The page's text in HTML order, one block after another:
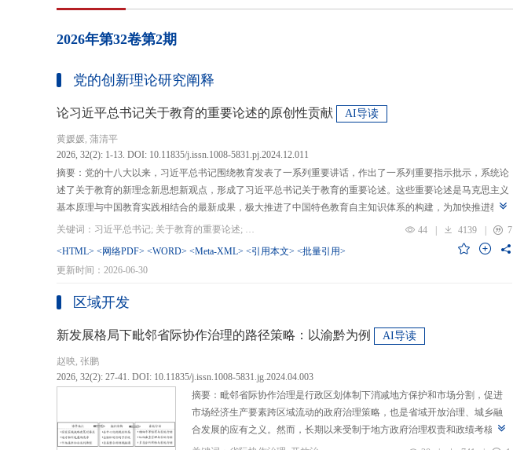
2026年第32卷第2期
党的创新理论研究阐释
论习近平总书记关于教育的重要论述的原创性贡献 AI导读
黄媛媛, 蒲清平
2026, 32(2): 1-13. DOI: 10.11835/j.issn.1008-5831.pj.2024.12.011
摘要：党的十八大以来，习近平总书记围绕教育发表了一系列重要讲话，作出了一系列重要指示批示，系统论
述了关于教育的新理念新思想新观点，形成了习近平总书记关于教育的重要论述。这些重要论述是马克思主义
基本原理与中国教育实践相结合的最新成果，极大推进了中国特色教育自主知识体系的构建，为加快推进教育
现代化、建设教育强国提供了强大思想武器和行动指南，作出了重大原创性贡献。这些原创性贡献主要体现
在：第一，从价值论角度明确了教育在党和国家事业发展全局中的战略定位，从政治价值、经济价值、文化价
值、社会价值、创新价值等五个方面创新性回答了新时代“为什么办教育”的战略问题；第二，从认识论角度赋
予了新时代教育发展的多重内涵，深刻揭示其根本性质、根本保证、根本任务、时代使命、最终目的，创新性
回答了新时代“办什么样的教育”的根本问题；第三，从方法论角度立足基本国情遵循教育规律，提出了深化教
育改革创新的总体思路和战略部署，涵盖教育地位的确立、教育道路的选择、教育动力的激发、教育路径的规
划以及教育主体的培育，创新性回答了新时代“怎么办教育”的实践问题。
关键词：习近平总书记; 关于教育的重要论述; 教育强国; 《论教育》; 教育新质生产力; 教育人工智能 44 | 4139 |
7
<HTML> <网络PDF> <WORD> <Meta-XML> <引用本文> <批量引用>
更新时间：2026-06-30
区域开发
新发展格局下毗邻省际协作治理的路径策略：以渝黔为例 AI导读
赵映, 张鹏
2026, 32(2): 27-41. DOI: 10.11835/j.issn.1008-5831.jg.2024.04.003
摘要：毗邻省际协作治理是行政区划体制下消减地方保护和市场分割，促进
市场经济生产要素跨区域流动的政府治理策略，也是省域开放治理、城乡融
合发展的应有之义。然而，长期以来受制于地方政府治理权责和政绩考核的
行政区划界限，以及竞争性发展博弈中日渐固化的地方利益，毗邻省际协作